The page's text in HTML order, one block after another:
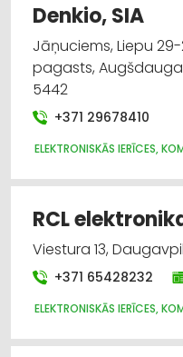
Hidrauliskās un
Audio un
tirdzniecība
Celtniecības un
Dizains un interjers;
Elektromontāža,
Denkio, SIA
Jāņuciems, Liepu
pagasts,
5442
+371 29678410
ELEKTRONISKĀS IERĪCES,
RCL
Viestura 13,
+371 65428232
ELEKTRONISKĀS IERĪCES,